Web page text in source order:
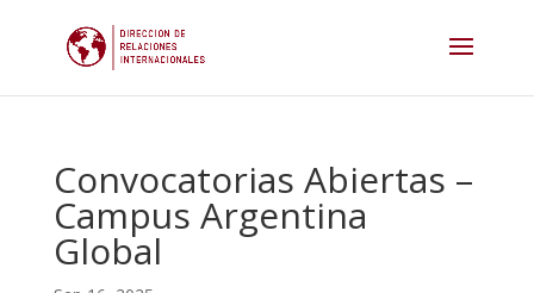
Convocatorias Abiertas –
Campus Argentina
Global